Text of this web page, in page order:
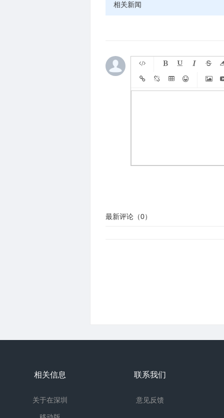
相关新闻
最新评论（0）
相关信息
关于在深圳
联系我们
意见反馈